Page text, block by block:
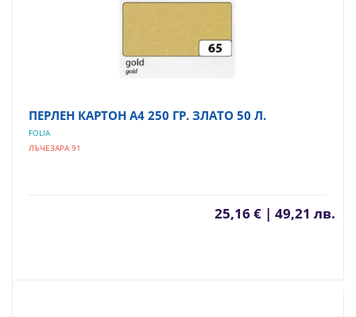
ПЕРЛЕН КАРТОН А4 250 ГР. ЗЛАТО 50 Л.
FOLIA
ЛЪЧЕЗАРА 91
25,16 € | 49,21 лв.